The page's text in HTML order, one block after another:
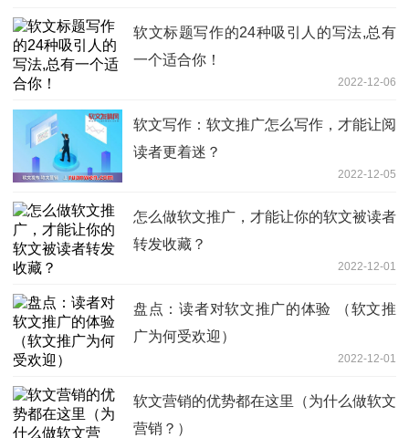
软文标题写作的24种吸引人的写法,总有
一个适合你！
2022-12-06
软文写作：软文推广怎么写作，才能让阅
读者更着迷？
2022-12-05
怎么做软文推广，才能让你的软文被读者
转发收藏？
2022-12-01
盘点：读者对软文推广的体验 （软文推
广为何受欢迎）
2022-12-01
软文营销的优势都在这里（为什么做软文
营销？）